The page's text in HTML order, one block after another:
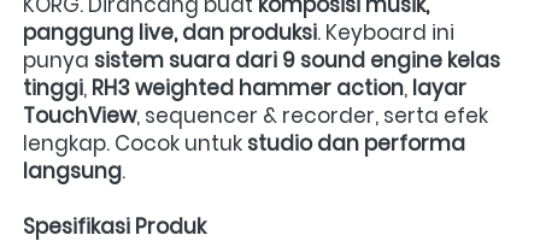
panggung live, dan produksi. Keyboard ini
punya sistem suara dari 9 sound engine kelas
tinggi, RH3 weighted hammer action, layar
TouchView, sequencer & recorder, serta efek
lengkap. Cocok untuk studio dan performa
langsung.
Spesifikasi Produk